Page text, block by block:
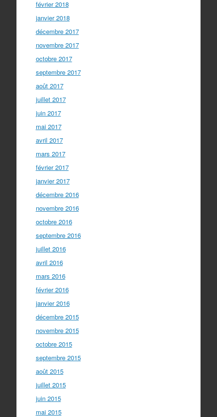
février 2018
janvier 2018
décembre 2017
novembre 2017
octobre 2017
septembre 2017
août 2017
juillet 2017
juin 2017
mai 2017
avril 2017
mars 2017
février 2017
janvier 2017
décembre 2016
novembre 2016
octobre 2016
septembre 2016
juillet 2016
avril 2016
mars 2016
février 2016
janvier 2016
décembre 2015
novembre 2015
octobre 2015
septembre 2015
août 2015
juillet 2015
juin 2015
mai 2015